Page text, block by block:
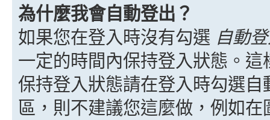
為什麼我會自動登出？
如果您在登入時沒有勾選 自動
一定的時間內保持登入狀態。
保持登入狀態請在登入時勾選
區，則不建議您這麼做，例如